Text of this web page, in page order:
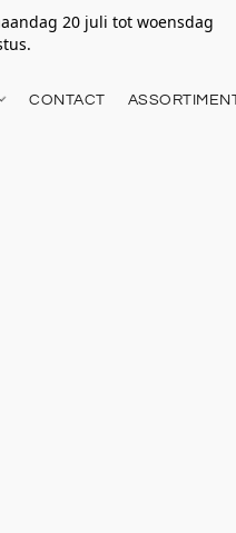
20 juli tot woensdag
CONTACT